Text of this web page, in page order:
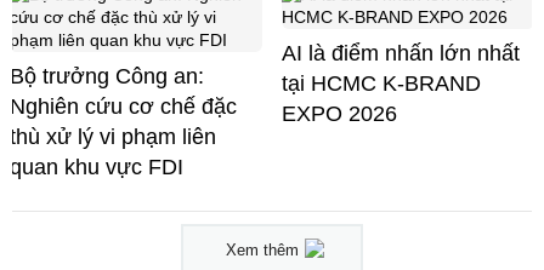
Bộ trưởng Công an:
Nghiên cứu cơ chế đặc
thù xử lý vi phạm liên
quan khu vực FDI
AI là điểm nhấn lớn nhất
tại HCMC K-BRAND
EXPO 2026
Xem thêm